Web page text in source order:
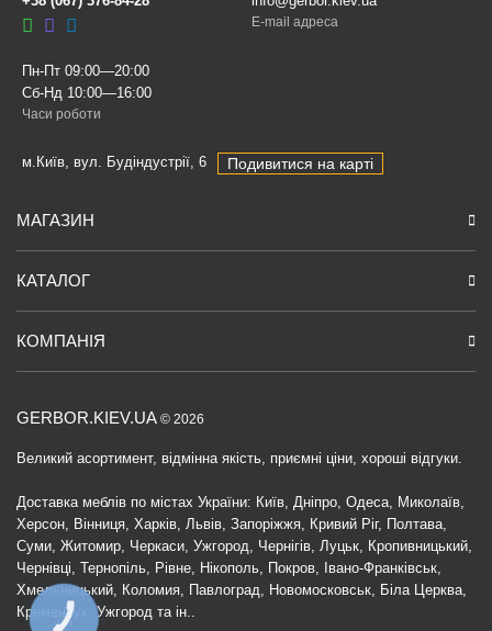
GERBOR.KIEV.UA © 2026
Великий асортимент, відмінна якість, приємні ціни, хороші відгуки.
Доставка меблів по містах України: Київ, Дніпро, Одеса, Миколаїв,
Херсон, Вінниця, Харків, Львів, Запоріжжя, Кривий Ріг, Полтава,
Суми, Житомир, Черкаси, Ужгород, Чернігів, Луцьк, Кропивницький,
Чернівці, Тернопіль, Рівне, Нікополь, Покров, Івано-Франківськ,
Хмельницький, Коломия, Павлоград, Новомосковськ, Біла Церква,
Кременчук, Ужгород та ін..
МАГАЗИН
КАТАЛОГ
КОМПАНІЯ
E-mail адреса
Пн-Пт 09:00—20:00
Сб-Нд 10:00—16:00
Часи роботи
м.Київ, вул. Будіндустрії, 6 Подивитися на карті
КНОПКА
ЗВ'ЯЗКУ